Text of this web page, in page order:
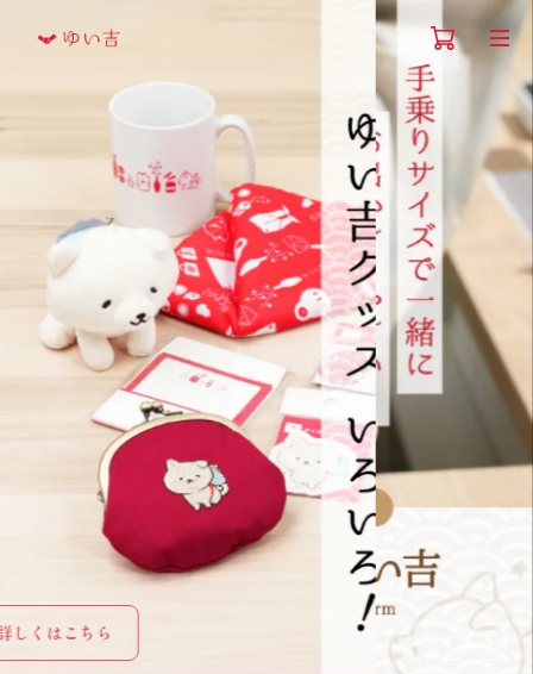
こちら詳しくはこちら